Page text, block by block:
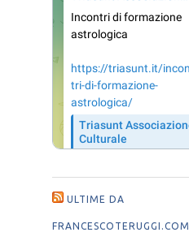
ULTIME DA
FRANCESCOTERUGGI.COM